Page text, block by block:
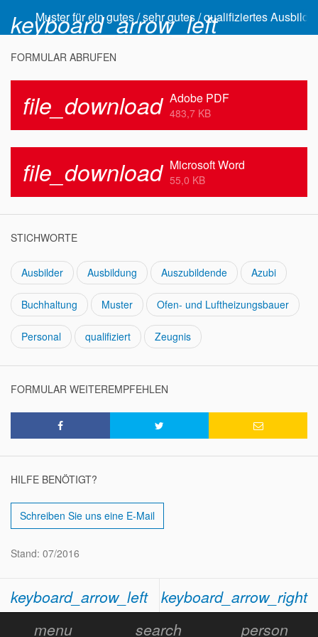
keyboard_arrow_left
Muster für ein gutes / sehr gutes / qualifiziertes
FORMULAR ABRUFEN
file_download Adobe PDF
483,7 KB
file_download Microsoft Word
55,0 KB
STICHWORTE
Ausbilder Ausbildung Auszubildende Azubi
Buchhaltung Muster Ofen- und Luftheizungsbauer
Personal qualifiziert Zeugnis
FORMULAR WEITEREMPFEHLEN
HILFE BENÖTIGT?
Schreiben Sie uns eine E-Mail
Stand: 07/2016
keyboard_arrow_left
keyboard_arrow_right
menu
search person